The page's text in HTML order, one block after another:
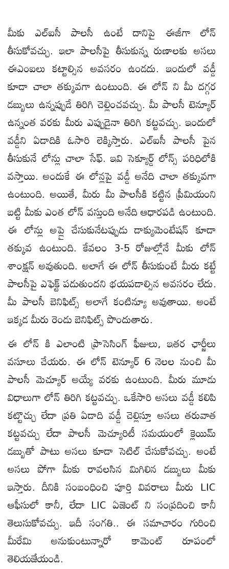
మీకు ఎల్ఐసీ పాలసీ ఉంటే దానిపై ఈజీగా లోన్
తీసుకోవచ్చు. ఇలా పాలసీపై తీసుకున్న రుణాలకు అసలు
ఈఎంఐలు కట్టాల్సిన అవసరం ఉండదు. ఇందులో వడ్డీ
కూడా చాలా తక్కువగా ఉంటుంది. ఈ లోన్ ని మీ దగ్గర
డబ్బులు ఉన్నప్పుడే తిరిగి చెల్లించవచ్చు. మీ పాలసీ టెన్యూర్
ఉన్నంత వరకు మీరు ఎప్పుడైనా తిరిగి కట్టవచ్చు. ఇందులో
వడ్డీని ఏడాదికి ఓసారి లెక్కిస్తారు. ఎల్ఐసీ పాలసీ పైన
తీసుకునే లోన్లు చాలా సేఫ్. ఇవి సెక్యూర్డ్ లోన్స్ పరిధిలోకి
వస్తాయి. అందుకే ఈ లోన్లపై వడ్డీ అనేది చాలా తక్కువగా
ఉంటుంది. అయితే, మీరు మీ పాలసీకి కట్టిన ప్రీమియంని
బట్టి మీకు ఎంత లోన్ వస్తుంది అనేది ఆధారపడి ఉంటుంది.
ఈ లోన్లు అప్లై చేసుకునేటప్పుడు డాక్యుమెంటేషన్ కూడా
తక్కువ ఉంటుంది. కేవలం 3-5 రోజుల్లోనే మీకు లోన్
శాంక్షన్ అవుతుంది. అలాగే ఈ లోన్ తీసుకుంటే మీరు కట్టే
పాలసీపై ఎఫెక్ట్ పడుతుందని భయపడాల్సిన అవసరం లేదు.
మీ పాలసీ బెనిఫిట్స్ అలాగే కంటిన్యూ అవుతాయి. అంటే
ఇక్కడ మీరు రెండు బెనిఫిట్స్ పొందుతారు.
ఈ లోన్ కి ఎలాంటి ప్రాసెసింగ్ ఫీజులు, ఇతర ఛార్జీలు
వసూలు చేయరు. ఈ లోన్ టెన్యూర్ 6 నెలల నుంచి మీ
పాలసీ మెచ్యూర్ అయ్యే వరకు ఉంటుంది. మీరు మూడు
విధాలుగా లోన్ తిరిగి కట్టవచ్చు. ఒకేసారి అసలు వడ్డీ కలిపి
కట్టొచ్చు లేదా ప్రతి ఏడాది వడ్డీ చెల్లిస్తూ అసలు తరువాత
కట్టవచ్చు లేదా పాలసీ మెచ్యూరిటీ సమయంలో క్లెయిమ్
డబ్బుతో పాటు అసలు కూడా సెటిల్ చేసుకోవచ్చు. అంటే
అసలు పోగా మీకు రావలసిన మిగిలిన డబ్బులు మీకు
ఇస్తారు. దీనికి సంబంధించి పూర్తి వివరాలు మీరు LIC
ఆఫీసులో కానీ, లేదా LIC ఏజెంట్ ని సంప్రదించి కానీ
తెలుసుకోవచ్చు. ఇదీ సంగతి.. ఈ సమాచారం గురించి
మీరేమి అనుకుంటున్నారో కామెంట్ రూపంలో
తెలియజేయండి.